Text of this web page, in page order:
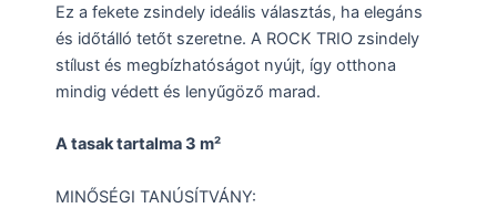
Ez a fekete zsindely ideális választás, ha elegáns
és időtálló tetőt szeretne. A ROCK TRIO zsindely
stílust és megbízhatóságot nyújt, így otthona
mindig védett és lenyűgöző marad.
A tasak tartalma 3 m²
MINŐSÉGI TANÚSÍTVÁNY: